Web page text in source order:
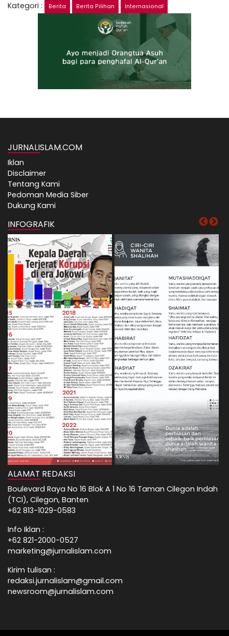
Kategori : Berita Berita Pilihan Internasional
JURNALISLAM.COM
Iklan
Disclaimer
Tentang Kami
Pedoman Media Siber
Dukung Kami
INFOGRAFIK
ALAMAT REDAKSI
Boulevard Raya No 16 Blok A 1 No 16 Taman Cilegon Indah
(TCI), Cilegon, Banten
+62 813-1029-0583
Info Iklan :
+62 821-2000-0527
marketing@jurnalislam.com
Kirim tulisan :
redaksi.jurnalislam@gmail.com
newsroom@jurnalislam.com